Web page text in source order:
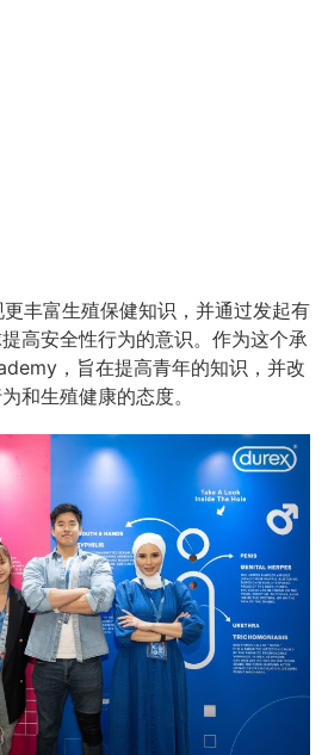
丰富生殖保健知识，并通过发起有
高安全性行为的意识。作为这个承
，旨在提高青年的知识，并改
和生殖健康的态度。